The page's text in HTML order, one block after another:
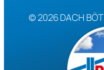
© 2026DACH